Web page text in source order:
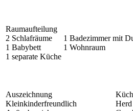
Raumaufteilung
2 Schlafräume
1 Babybett
1 separate Küche
1 Badezimmer mit
1 Wohnraum
Auszeichnung
Kleinkinderfreundlich